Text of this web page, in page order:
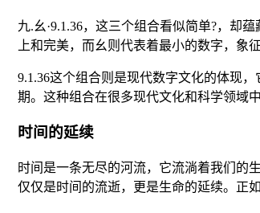
九.幺·9.1.36，这三个组合看似简单?，却
上和完美，而幺则代表着最小的数字，象
9.1.36这个组合则是现代数字文化的体现
期。这种组合在很多现代文化和科学领域
时间的延续
时间是一条无尽的河流，它流淌着我们的
仅仅是时间的流逝，更是生命的延续。正